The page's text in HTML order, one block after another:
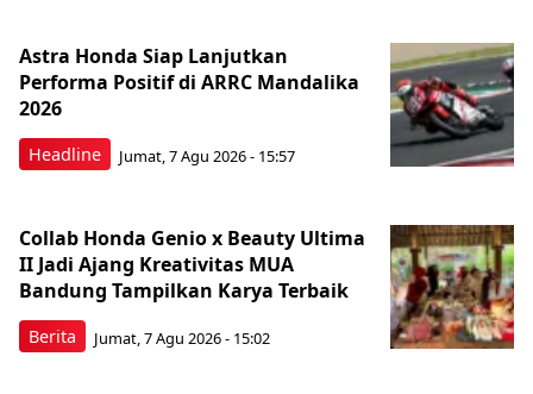
Headline
Astra Honda Siap Lanjutkan
Performa Positif di ARRC Mandalika
2026
Jumat, 7 Agu 2026 - 15:57
Berita
Collab Honda Genio x Beauty Ultima
II Jadi Ajang Kreativitas MUA
Bandung Tampilkan Karya Terbaik
Jumat, 7 Agu 2026 - 15:02